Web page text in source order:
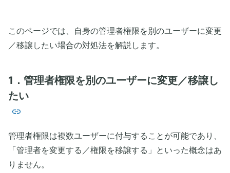
このページでは、自身の管理者権限を別のユーザーに変更
／移譲したい場合の対処法を解説します。
1．管理者権限を別のユーザーに変更／移譲し
たい
管理者権限は複数ユーザーに付与することが可能であり、
「管理者を変更する／権限を移譲する」といった概念はあ
りません。